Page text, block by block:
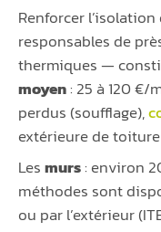
Renforcer
responsables de
thermiques —
moyen: 25 à 120 €/
perdus (soufflage),
extérieure de
Lesmurs: environ
méthodes sont
ou par l’extérieur